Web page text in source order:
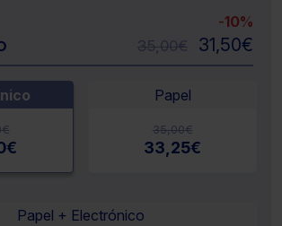
-10%
35,00€ 31,50€
€
€
Papel
35,00€
33,25€
Papel + Electrónico